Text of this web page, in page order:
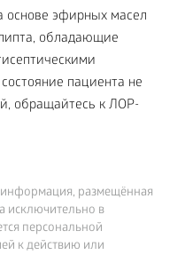
основе эфирных масел
обладающие
пациента не
обращайтесь к ЛОР-
размещённая
исключительно в
персональной
к действию или